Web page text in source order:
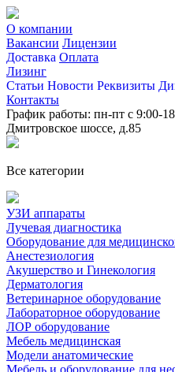
О компании
Вакансии Лицензии
Доставка Оплата
Лизинг
Статьи Новости Реквизиты
Контакты
График работы: пн-пт с 9:00-
Дмитровское шоссе, д.85
Все категории
УЗИ аппараты
Лучевая диагностика
Оборудование для
Анестезиология
Акушерство и Гинекология
Дерматология
Ветеринарное оборудование
Лабораторное оборудование
ЛОР оборудование
Мебель медицинская
Модели анатомические
Мебель и оборудование для